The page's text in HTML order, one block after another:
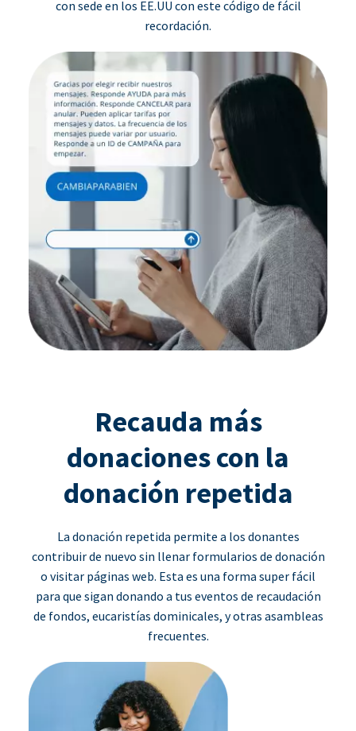
con sede en los EE.UU con este código de fácil
recordación.
Recauda más
donaciones con la
donación repetida
La donación repetida permite a los donantes
contribuir de nuevo sin llenar formularios de donación
o visitar páginas web. Esta es una forma super fácil
para que sigan donando a tus eventos de recaudación
de fondos, eucaristías dominicales, y otras asambleas
frecuentes.